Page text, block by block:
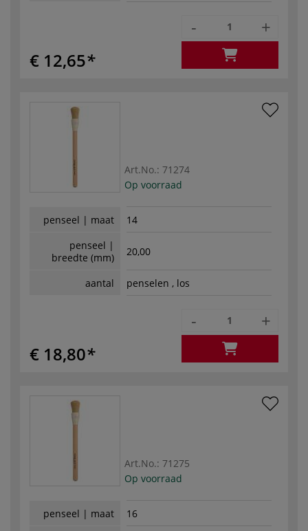
€ 12,65
- +
Art.No.: 71274
Op voorraad
penseel | maat
14
penseel |
breedte (mm)
20,00
aantal penselen , los
€ 18,80
- +
Art.No.: 71275
Op voorraad
penseel | maat
16